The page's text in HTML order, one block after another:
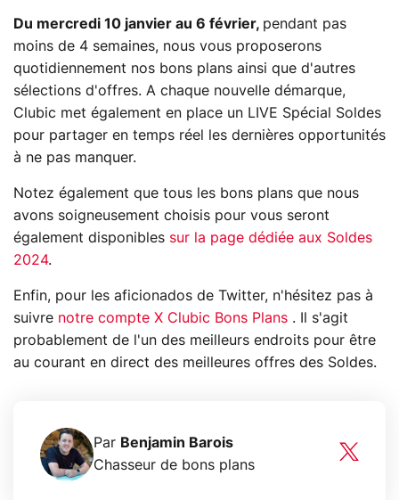
Du mercredi 10 janvier au 6 février, pendant pas
moins de 4 semaines, nous vous proposerons
quotidiennement nos bons plans ainsi que d'autres
sélections d'offres. A chaque nouvelle démarque,
Clubic met également en place un LIVE Spécial Soldes
pour partager en temps réel les dernières opportunités
à ne pas manquer.
Notez également que tous les bons plans que nous
avons soigneusement choisis pour vous seront
également disponibles sur la page dédiée aux Soldes
2024.
Enfin, pour les aficionados de Twitter, n'hésitez pas à
suivre notre compte X Clubic Bons Plans . Il s'agit
probablement de l'un des meilleurs endroits pour être
au courant en direct des meilleures offres des Soldes.
Par Benjamin Barois
Chasseur de bons plans